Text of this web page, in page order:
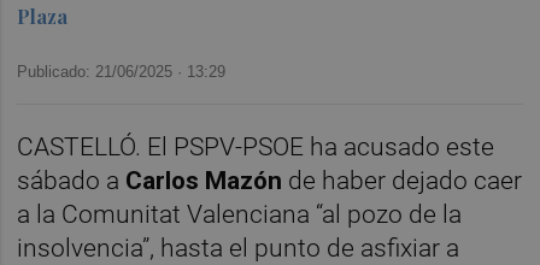
Plaza
Publicado: 21/06/2025 · 13:29
CASTELLÓ. El PSPV-PSOE ha acusado este
sábado a Carlos Mazón de haber dejado caer
a la Comunitat Valenciana “al pozo de la
insolvencia”, hasta el punto de asfixiar a